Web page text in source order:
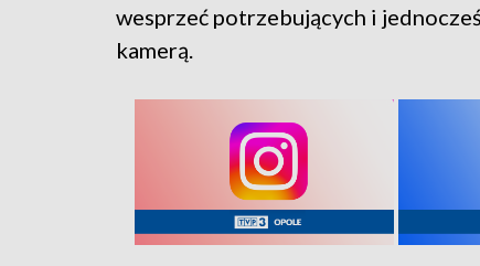
wesprzeć potrzebujących i
kamerą.